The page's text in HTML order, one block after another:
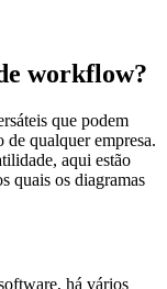
workflow?
que podem
qualquer empresa.
aqui estão
quais os diagramas
há vários